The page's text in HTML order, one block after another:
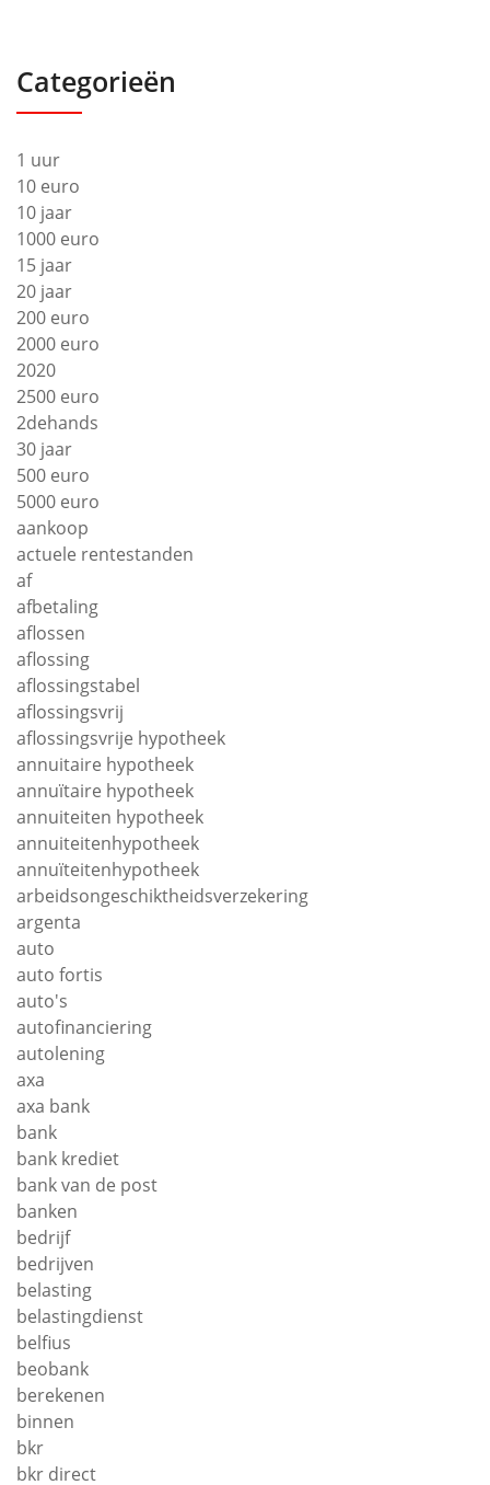
Categorieën
1 uur
10 euro
10 jaar
1000 euro
15 jaar
20 jaar
200 euro
2000 euro
2020
2500 euro
2dehands
30 jaar
500 euro
5000 euro
aankoop
actuele rentestanden
af
afbetaling
aflossen
aflossing
aflossingstabel
aflossingsvrij
aflossingsvrije hypotheek
annuitaire hypotheek
annuïtaire hypotheek
annuiteiten hypotheek
annuiteitenhypotheek
annuïteitenhypotheek
arbeidsongeschiktheidsverzekering
argenta
auto
auto fortis
auto's
autofinanciering
autolening
axa
axa bank
bank
bank krediet
bank van de post
banken
bedrijf
bedrijven
belasting
belastingdienst
belfius
beobank
berekenen
binnen
bkr
bkr direct